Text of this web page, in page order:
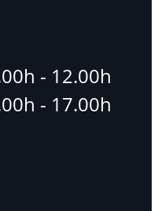
- 12.00h
- 17.00h